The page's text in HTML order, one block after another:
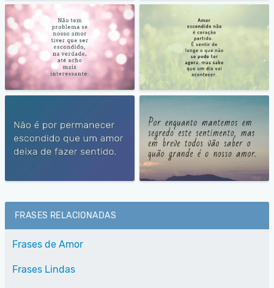
FRASES RELACIONADAS
Frases de Amor
Frases Lindas